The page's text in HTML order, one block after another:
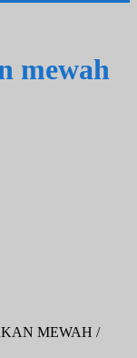
mewah
MEWAH /